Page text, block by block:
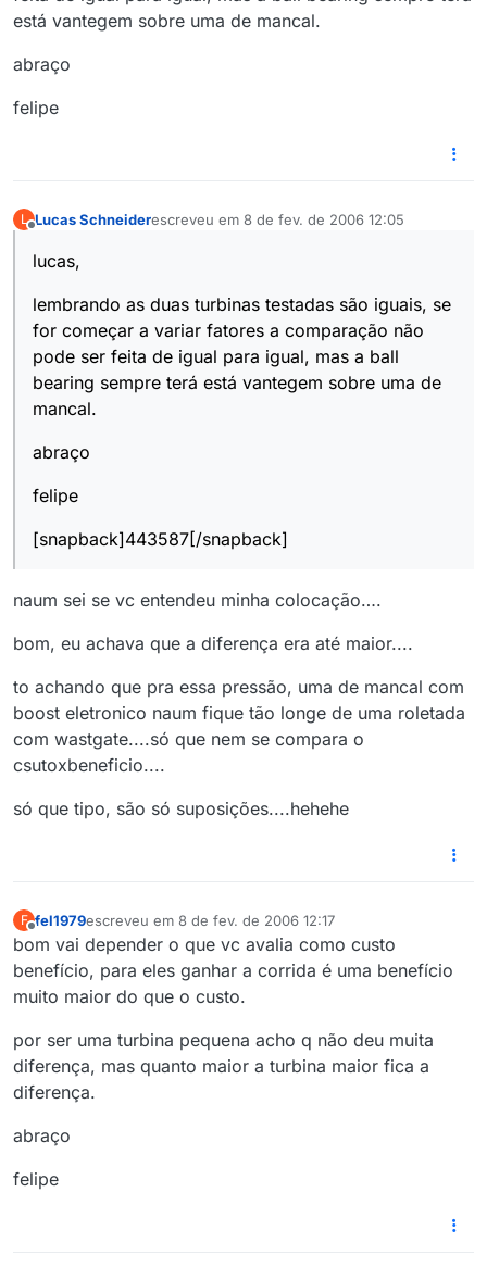
está vantegem sobre uma de mancal.
abraço
felipe
L Lucas Schneiderescreveu em 8 de fev. de 2006 12:05
última edição por
lucas,
lembrando as duas turbinas testadas são iguais, se
for começar a variar fatores a comparação não
pode ser feita de igual para igual, mas a ball
bearing sempre terá está vantegem sobre uma de
mancal.
abraço
felipe
[snapback]443587[/snapback]
naum sei se vc entendeu minha colocação….
bom, eu achava que a diferença era até maior....
to achando que pra essa pressão, uma de mancal com
boost eletronico naum fique tão longe de uma roletada
com wastgate....só que nem se compara o
csutoxbeneficio....
só que tipo, são só suposições....hehehe
F fel1979escreveu em 8 de fev. de 2006 12:17
última edição por
bom vai depender o que vc avalia como custo
benefício, para eles ganhar a corrida é uma benefício
muito maior do que o custo.
por ser uma turbina pequena acho q não deu muita
diferença, mas quanto maior a turbina maior fica a
diferença.
abraço
felipe